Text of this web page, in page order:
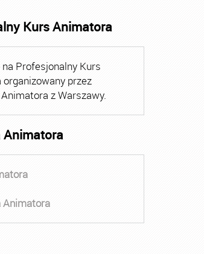
Czasu Wolnego Warszawa
Kurs Animatora
Profesjonalny Kurs
przez
z Warszawy.
Animatora